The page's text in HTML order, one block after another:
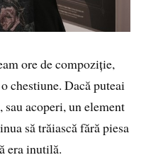
ore de compoziție,
chestiune. Dacă puteai
acoperi, un element
să trăiască fără piesa
era inutilă.